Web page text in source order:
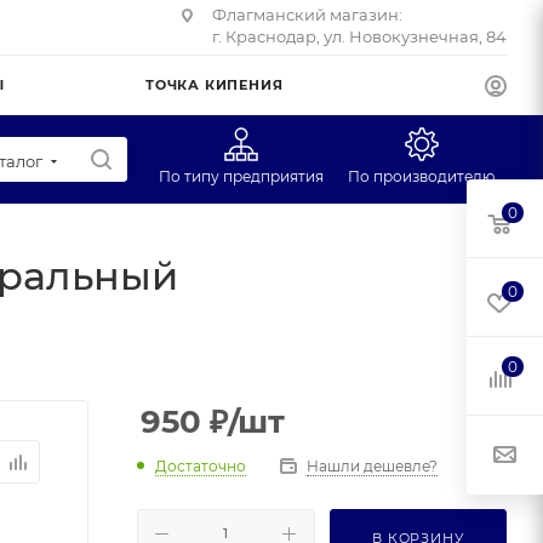
Флагманский магазин:
г. Краснодар, ул. Новокузнечная, 84
ТОЧКА КИПЕНИЯ
По типу предприятия
Учебные заведения
По производителю
Масса-К
950 ₽/шт
Достаточно Нашли дешевле?
В КОРЗИНУ
0
0
0